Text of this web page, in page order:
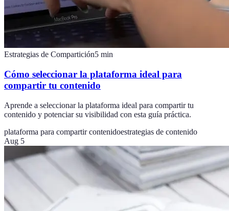
Estrategias de Compartición5 min
Cómo seleccionar la plataforma ideal para
compartir tu contenido
Aprende a seleccionar la plataforma ideal para compartir tu
contenido y potenciar su visibilidad con esta guía práctica.
plataforma para compartir contenidoestrategias de contenido
Aug 5